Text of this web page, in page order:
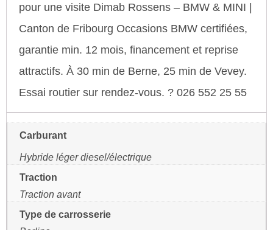
pour une visite Dimab Rossens – BMW & MINI |
Canton de Fribourg Occasions BMW certifiées,
garantie min. 12 mois, financement et reprise
attractifs. À 30 min de Berne, 25 min de Vevey.
Essai routier sur rendez-vous. ? 026 552 25 55
Carburant
Hybride léger diesel/électrique
Traction
Traction avant
Type de carrosserie